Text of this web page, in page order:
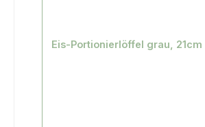
Eis-Portionierlöffel grau, 21cm